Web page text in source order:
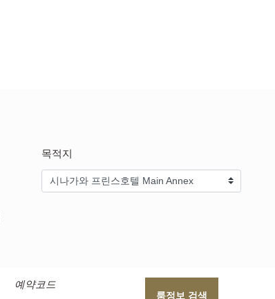
예약코드
룸정보 검색
목적지